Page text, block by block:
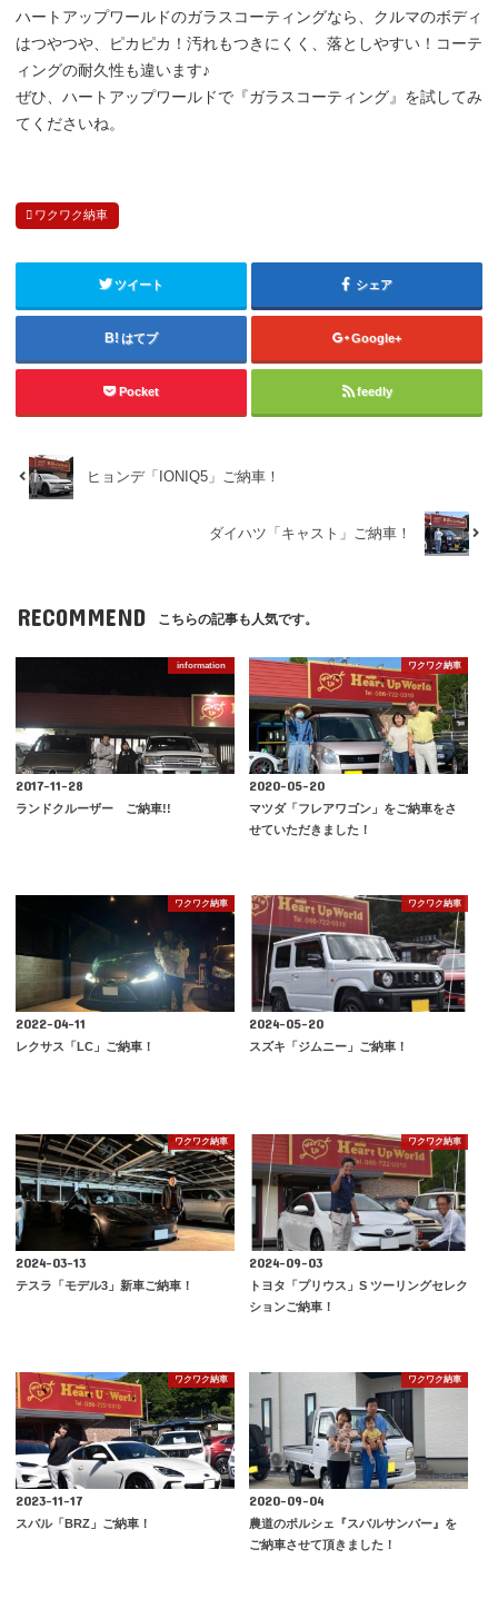
ハートアップワールドのガラスコーティングなら、クルマのボディ
はつやつや、ピカピカ！汚れもつきにくく、落としやすい！コーテ
ィングの耐久性も違います♪
ぜひ、ハートアップワールドで『ガラスコーティング』を試してみ
てくださいね。
ワクワク納車
ツイート シェア
はてブ Google+
Pocket feedly
ヒョンデ「IONIQ5」ご納車！
ダイハツ「キャスト」ご納車！
RECOMMEND こちらの記事も人気です。
information
2017-11-28
ランドクルーザー ご納車!!
ワクワク納車
2020-05-20
マツダ「フレアワゴン」をご納車をさ
せていただきました！
ワクワク納車
2022-04-11
レクサス「LC」ご納車！
ワクワク納車
2024-05-20
スズキ「ジムニー」ご納車！
ワクワク納車
2024-03-13
テスラ「モデル3」新車ご納車！
ワクワク納車
2024-09-03
トヨタ「プリウス」S ツーリングセレク
ションご納車！
ワクワク納車
2023-11-17
スバル「BRZ」ご納車！
ワクワク納車
2020-09-04
農道のポルシェ『スバルサンバー』を
ご納車させて頂きました！